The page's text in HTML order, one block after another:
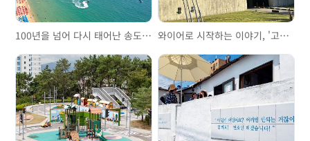
100년을 넘어 다시 태어난 송도해수욕장 와이어로 시작하는 이야기, '고려제강기념관'을 걷다